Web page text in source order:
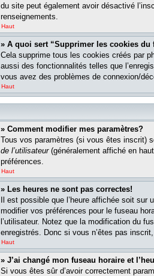
du site peut également avoir désactivé
renseignements.
Haut
» A quoi sert “Supprimer les cookies du
Cela supprime tous les cookies créés par
aussi des fonctionnalités telles que
vous avez des problèmes de connexion/
Haut
» Comment modifier mes paramètres?
Tous vos paramètres (si vous êtes inscrit)
de l’utilisateur(généralement affiché en
préférences.
Haut
» Les heures ne sont pas correctes!
Il est possible que l’heure affichée soit
modifier vos préférences pour le fuseau
l’utilisateur. Notez que la modification du
enregistrés. Donc si vous n’êtes pas
Haut
» J’ai changé mon fuseau horaire et
Si vous êtes sûr d’avoir correctement